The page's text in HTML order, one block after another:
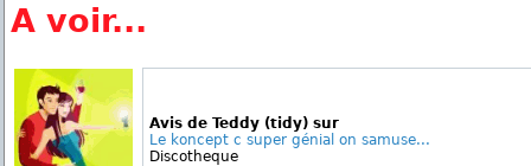
A voir...
Avis de Teddy (tidy) sur
Le koncept c super génial on samuse...
Discotheque